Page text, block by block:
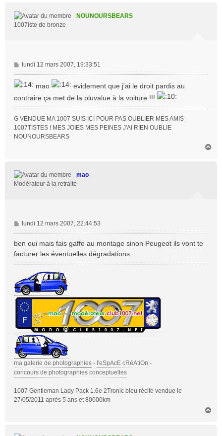
NOUNOURSBEARS
1007iste de bronze
M
e
s
a
g
e
lundi 12 mars 2007, 19:33:51
mao
evidement que j'ai le droit pardis au
contraire ça met de la pluvalue à la voiture !!!
G VENDUE MA 1007 SUIS ICI POUR PAS OUBLIER MES AMIS
1007TISTES ! MES JOIES MES PEINES J'AI RIEN OUBLIE
NOUNOURSBEARS
mao
Modérateur à la retraite
M
e
a
g
lundi 12 mars 2007, 22:44:53
ben oui mais fais gaffe au montage sinon Peugeot ils vont te
facturer les éventuelles dégradations.
ma galerie de photographies - l'eSpAcE cRéAtiOn -
concours de photographies conceptuelles
1007 Gentleman Lady Pack 1.6e 2Tronic bleu récife vendue le
27/05/2011 après 5 ans et 80000km